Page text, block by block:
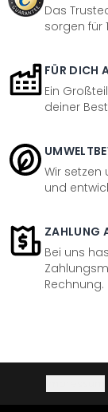
Das
sorgen für
FÜR DICH
Ein
deiner
Wir setzen
und
ZAHLUNG
Bei uns
Rechnung.